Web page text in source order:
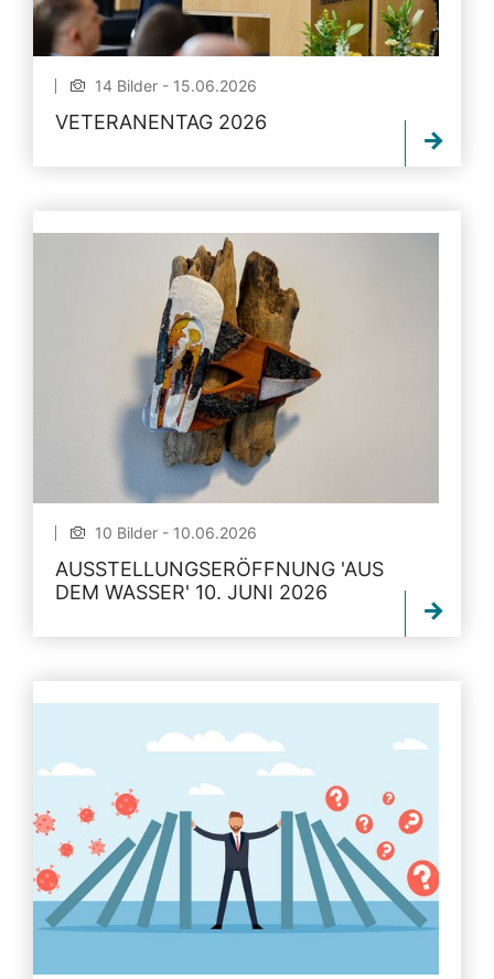
14 Bilder - 15.06.2026
VETERANENTAG 2026
10 Bilder - 10.06.2026
AUSSTELLUNGSERÖFFNUNG 'AUS
DEM WASSER' 10. JUNI 2026